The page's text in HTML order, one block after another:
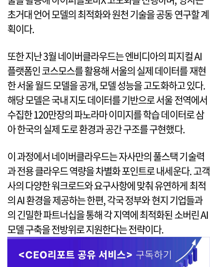
초거대 언어 모델의 최적화와 원천 기술을 공동 연구할 계
획이다.
또한 지난 3월 네이버클라우드는 엔비디아의 피지컬 AI
플랫폼인 코스모스를 활용해 서울의 실제 데이터를 재현
한 서울 월드 모델을 공개, 모델 성능을 고도화하고 있다.
해당 모델은 국내 지도 데이터를 기반으로 서울 전역에서
수집한 120만장의 파노라마 이미지를 학습 데이터로 삼
아 한국의 실제 도로 환경과 공간 구조를 구현했다.
이 과정에서 네이버클라우드는 자사만의 풀스택 기술력
과 전용 클라우드 역량을 차별화 포인트로 내세운다. 고객
사의 다양한 워크로드와 요구사항에 맞춰 유연하게 최적
의 AI 환경을 제공하는 한편, 각국 정부와 현지 기업들과
의 긴밀한 파트너십을 통해 각 지역에 최적화된 소버린 AI
모델 구축을 전방위로 지원한다는 전략이다.